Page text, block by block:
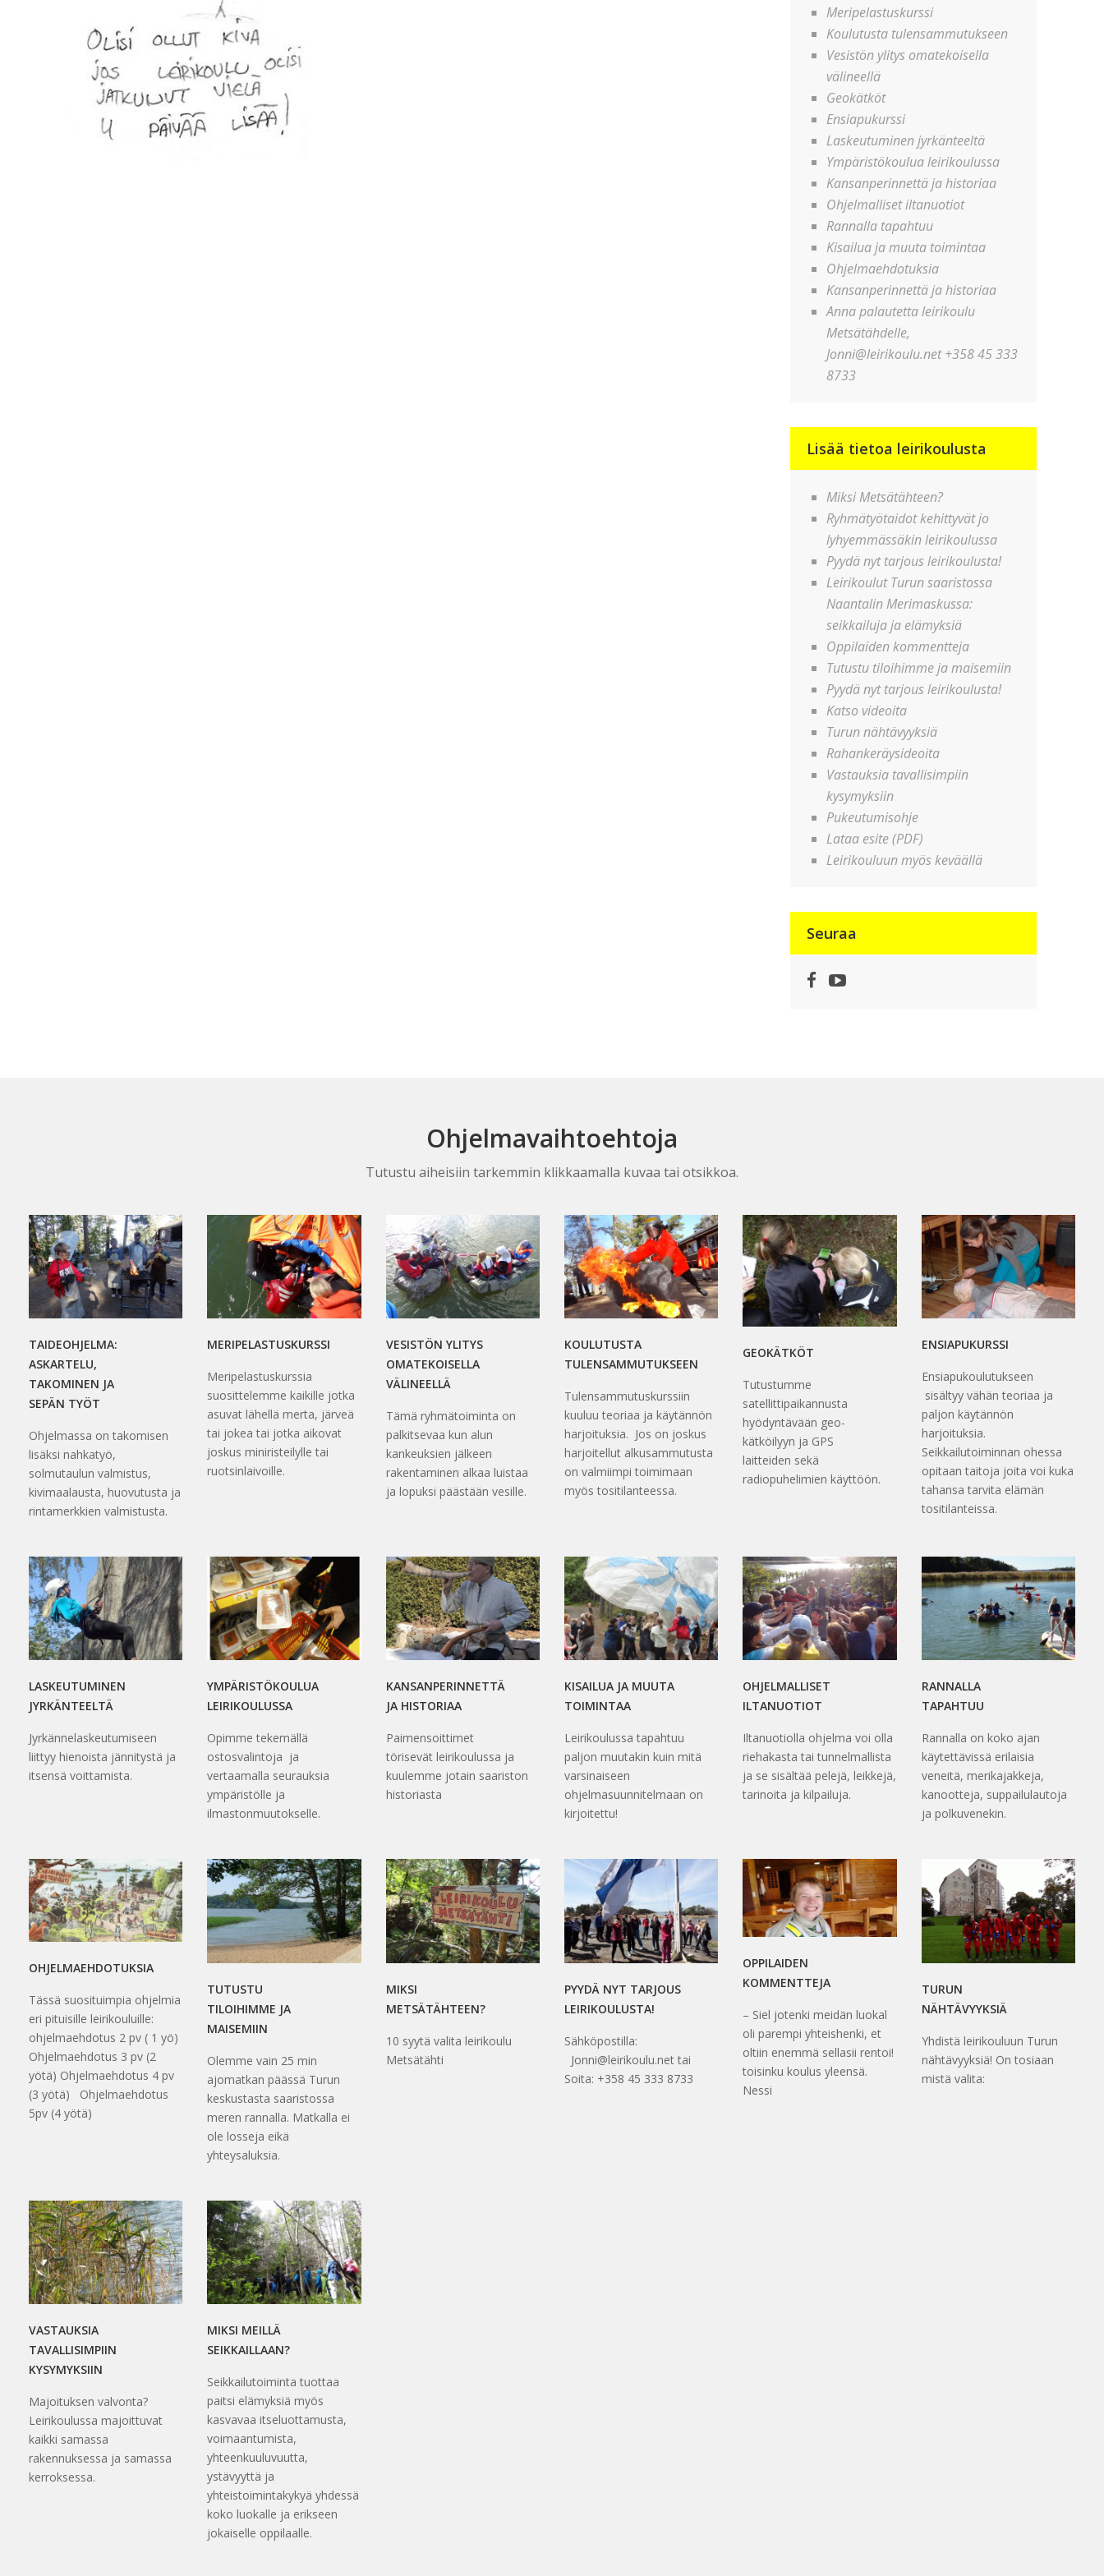
Meripelastuskurssi
Koulutusta tulensammutukseen
Vesistön ylitys omatekoisella
välineellä
Geokätköt
Ensiapukurssi
Laskeutuminen jyrkänteeltä
Ympäristökoulua leirikoulussa
Kansanperinnettä ja historiaa
Ohjelmalliset iltanuotiot
Rannalla tapahtuu
Kisailua ja muuta toimintaa
Ohjelmaehdotuksia
Kansanperinnettä ja historiaa
Anna palautetta leirikoulu
Metsätähdelle,
Jonni@leirikoulu.net +358 45 333
8733
Lisää tietoa leirikoulusta
Miksi Metsätähteen?
Ryhmätyötaidot kehittyvät jo
lyhyemmässäkin leirikoulussa
Pyydä nyt tarjous leirikoulusta!
Leirikoulut Turun saaristossa
Naantalin Merimaskussa:
seikkailuja ja elämyksiä
Oppilaiden kommentteja
Tutustu tiloihimme ja maisemiin
Pyydä nyt tarjous leirikoulusta!
Katso videoita
Turun nähtävyyksiä
Rahankeräysideoita
Vastauksia tavallisimpiin
kysymyksiin
Pukeutumisohje
Lataa esite (PDF)
Leirikouluun myös keväällä
Seuraa
Facebook
YouTube
Ohjelmavaihtoehtoja
Tutustu aiheisiin tarkemmin klikkaamalla kuvaa tai otsikkoa.
TAIDEOHJELMA:
ASKARTELU,
TAKOMINEN JA
SEPÄN TYÖT
Ohjelmassa on takomisen
lisäksi nahkatyö,
solmutaulun valmistus,
kivimaalausta, huovutusta ja
rintamerkkien valmistusta.
MERIPELASTUSKURSSI
Meripelastuskurssia
suosittelemme kaikille jotka
asuvat lähellä merta, järveä
tai jokea tai jotka aikovat
joskus miniristeilylle tai
ruotsinlaivoille.
VESISTÖN YLITYS
OMATEKOISELLA
VÄLINEELLÄ
Tämä ryhmätoiminta on
palkitsevaa kun alun
kankeuksien jälkeen
rakentaminen alkaa luistaa
ja lopuksi päästään vesille.
KOULUTUSTA
TULENSAMMUTUKSEEN
Tulensammutuskurssiin
kuuluu teoriaa ja käytännön
harjoituksia. Jos on joskus
harjoitellut alkusammutusta
on valmiimpi toimimaan
myös tositilanteessa.
GEOKÄTKÖT
Tutustumme
satellittipaikannusta
hyödyntävään geo-
kätköilyyn ja GPS
laitteiden sekä
radiopuhelimien käyttöön.
ENSIAPUKURSSI
Ensiapukoulutukseen
sisältyy vähän teoriaa ja
paljon käytännön
harjoituksia.
Seikkailutoiminnan ohessa
opitaan taitoja joita voi kuka
tahansa tarvita elämän
tositilanteissa.
LASKEUTUMINEN
JYRKÄNTEELTÄ
Jyrkännelaskeutumiseen
liittyy hienoista jännitystä ja
itsensä voittamista.
YMPÄRISTÖKOULUA
LEIRIKOULUSSA
Opimme tekemällä
ostosvalintoja ja
vertaamalla seurauksia
ympäristölle ja
ilmastonmuutokselle.
KANSANPERINNETTÄ
JA HISTORIAA
Paimensoittimet
törisevät leirikoulussa ja
kuulemme jotain saariston
historiasta
KISAILUA JA MUUTA
TOIMINTAA
Leirikoulussa tapahtuu
paljon muutakin kuin mitä
varsinaiseen
ohjelmasuunnitelmaan on
kirjoitettu!
OHJELMALLISET
ILTANUOTIOT
Iltanuotiolla ohjelma voi olla
riehakasta tai tunnelmallista
ja se sisältää pelejä, leikkejä,
tarinoita ja kilpailuja.
RANNALLA
TAPAHTUU
Rannalla on koko ajan
käytettävissä erilaisia
veneitä, merikajakkeja,
kanootteja, suppailulautoja
ja polkuvenekin.
OHJELMAEHDOTUKSIA
Tässä suosituimpia ohjelmia
eri pituisille leirikouluille:
ohjelmaehdotus 2 pv ( 1 yö)
Ohjelmaehdotus 3 pv (2
yötä) Ohjelmaehdotus 4 pv
(3 yötä) Ohjelmaehdotus
5pv (4 yötä)
TUTUSTU
TILOIHIMME JA
MAISEMIIN
Olemme vain 25 min
ajomatkan päässä Turun
keskustasta saaristossa
meren rannalla. Matkalla ei
ole losseja eikä
yhteysaluksia.
MIKSI
METSÄTÄHTEEN?
10 syytä valita leirikoulu
Metsätähti
PYYDÄ NYT TARJOUS
LEIRIKOULUSTA!
Sähköpostilla:
Jonni@leirikoulu.net tai
Soita: +358 45 333 8733
OPPILAIDEN
KOMMENTTEJA
– Siel jotenki meidän luokal
oli parempi yhteishenki, et
oltiin enemmä sellasii rentoi!
toisinku koulus yleensä.
Nessi
TURUN
NÄHTÄVYYKSIÄ
Yhdistä leirikouluun Turun
nähtävyyksiä! On tosiaan
mistä valita:
VASTAUKSIA
TAVALLISIMPIIN
KYSYMYKSIIN
Majoituksen valvonta?
Leirikoulussa majoittuvat
kaikki samassa
rakennuksessa ja samassa
kerroksessa.
MIKSI MEILLÄ
SEIKKAILLAAN?
Seikkailutoiminta tuottaa
paitsi elämyksiä myös
kasvavaa itseluottamusta,
voimaantumista,
yhteenkuuluvuutta,
ystävyyttä ja
yhteistoimintakykyä yhdessä
koko luokalle ja erikseen
jokaiselle oppilaalle.